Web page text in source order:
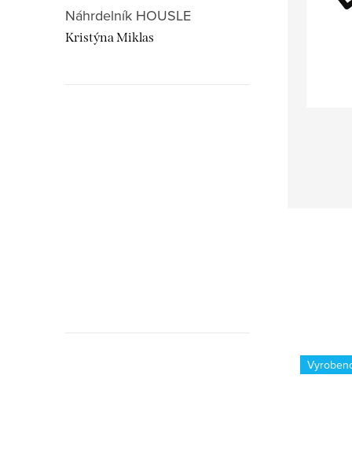
Náhrdelník HOUSLE
Kristýna Miklas